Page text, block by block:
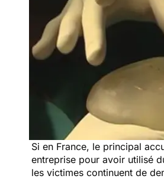
Si en France, le principal
entreprise pour avoir utilisé
les victimes continuent de